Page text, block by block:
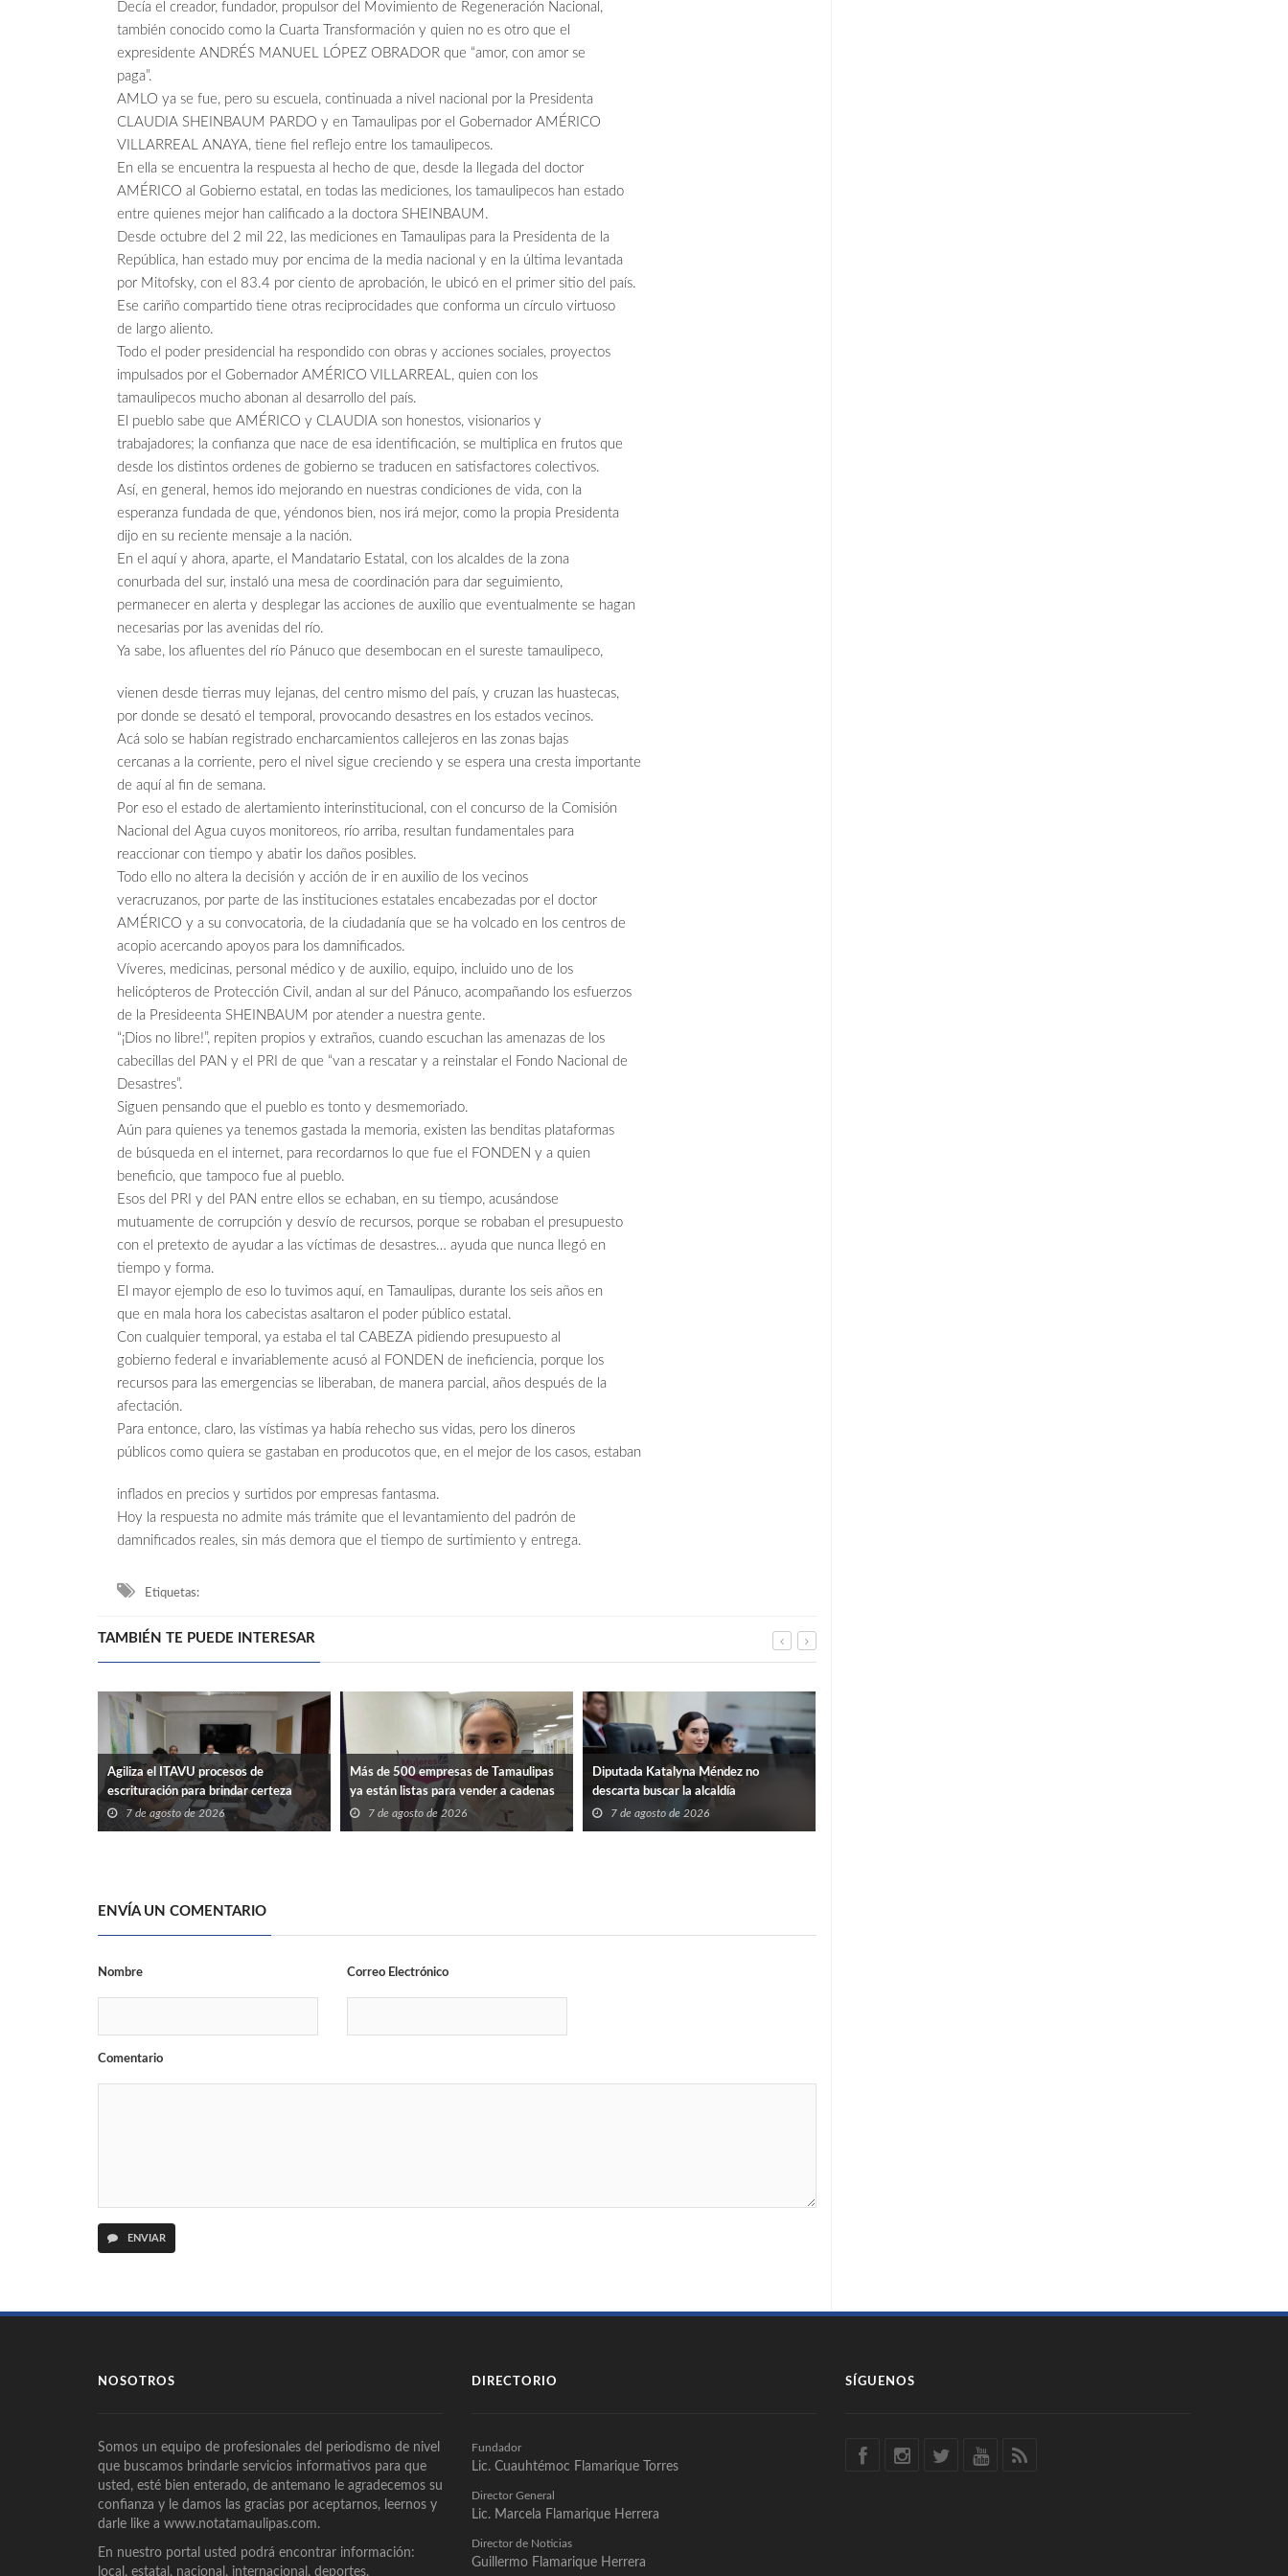
Decía el creador, fundador, propulsor del Movimiento de Regeneración Nacional,
también conocido como la Cuarta Transformación y quien no es otro que el
expresidente ANDRÉS MANUEL LÓPEZ OBRADOR que “amor, con amor se
paga”.
AMLO ya se fue, pero su escuela, continuada a nivel nacional por la Presidenta
CLAUDIA SHEINBAUM PARDO y en Tamaulipas por el Gobernador AMÉRICO
VILLARREAL ANAYA, tiene fiel reflejo entre los tamaulipecos.
En ella se encuentra la respuesta al hecho de que, desde la llegada del doctor
AMÉRICO al Gobierno estatal, en todas las mediciones, los tamaulipecos han estado
entre quienes mejor han calificado a la doctora SHEINBAUM.
Desde octubre del 2 mil 22, las mediciones en Tamaulipas para la Presidenta de la
República, han estado muy por encima de la media nacional y en la última levantada
por Mitofsky, con el 83.4 por ciento de aprobación, le ubicó en el primer sitio del país.
Ese cariño compartido tiene otras reciprocidades que conforma un círculo virtuoso
de largo aliento.
Todo el poder presidencial ha respondido con obras y acciones sociales, proyectos
impulsados por el Gobernador AMÉRICO VILLARREAL, quien con los
tamaulipecos mucho abonan al desarrollo del país.
El pueblo sabe que AMÉRICO y CLAUDIA son honestos, visionarios y
trabajadores; la confianza que nace de esa identificación, se multiplica en frutos que
desde los distintos ordenes de gobierno se traducen en satisfactores colectivos.
Así, en general, hemos ido mejorando en nuestras condiciones de vida, con la
esperanza fundada de que, yéndonos bien, nos irá mejor, como la propia Presidenta
dijo en su reciente mensaje a la nación.
En el aquí y ahora, aparte, el Mandatario Estatal, con los alcaldes de la zona
conurbada del sur, instaló una mesa de coordinación para dar seguimiento,
permanecer en alerta y desplegar las acciones de auxilio que eventualmente se hagan
necesarias por las avenidas del río.
Ya sabe, los afluentes del río Pánuco que desembocan en el sureste tamaulipeco,
vienen desde tierras muy lejanas, del centro mismo del país, y cruzan las huastecas,
por donde se desató el temporal, provocando desastres en los estados vecinos.
Acá solo se habían registrado encharcamientos callejeros en las zonas bajas
cercanas a la corriente, pero el nivel sigue creciendo y se espera una cresta importante
de aquí al fin de semana.
Por eso el estado de alertamiento interinstitucional, con el concurso de la Comisión
Nacional del Agua cuyos monitoreos, río arriba, resultan fundamentales para
reaccionar con tiempo y abatir los daños posibles.
Todo ello no altera la decisión y acción de ir en auxilio de los vecinos
veracruzanos, por parte de las instituciones estatales encabezadas por el doctor
AMÉRICO y a su convocatoria, de la ciudadanía que se ha volcado en los centros de
acopio acercando apoyos para los damnificados.
Víveres, medicinas, personal médico y de auxilio, equipo, incluido uno de los
helicópteros de Protección Civil, andan al sur del Pánuco, acompañando los esfuerzos
de la Presideenta SHEINBAUM por atender a nuestra gente.
“¡Dios no libre!”, repiten propios y extraños, cuando escuchan las amenazas de los
cabecillas del PAN y el PRI de que “van a rescatar y a reinstalar el Fondo Nacional de
Desastres”.
Siguen pensando que el pueblo es tonto y desmemoriado.
Aún para quienes ya tenemos gastada la memoria, existen las benditas plataformas
de búsqueda en el internet, para recordarnos lo que fue el FONDEN y a quien
beneficio, que tampoco fue al pueblo.
Esos del PRI y del PAN entre ellos se echaban, en su tiempo, acusándose
mutuamente de corrupción y desvío de recursos, porque se robaban el presupuesto
con el pretexto de ayudar a las víctimas de desastres… ayuda que nunca llegó en
tiempo y forma.
El mayor ejemplo de eso lo tuvimos aquí, en Tamaulipas, durante los seis años en
que en mala hora los cabecistas asaltaron el poder público estatal.
Con cualquier temporal, ya estaba el tal CABEZA pidiendo presupuesto al
gobierno federal e invariablemente acusó al FONDEN de ineficiencia, porque los
recursos para las emergencias se liberaban, de manera parcial, años después de la
afectación.
Para entonce, claro, las vístimas ya había rehecho sus vidas, pero los dineros
públicos como quiera se gastaban en producotos que, en el mejor de los casos, estaban
inflados en precios y surtidos por empresas fantasma.
Hoy la respuesta no admite más trámite que el levantamiento del padrón de
damnificados reales, sin más demora que el tiempo de surtimiento y entrega.
Etiquetas:
TAMBIÉN TE PUEDE INTERESAR
Agiliza el ITAVU procesos de
escrituración para brindar certeza
patrimonial a más familias de
Tamaulipas
7 de agosto de 2026
Más de 500 empresas de Tamaulipas
ya están listas para vender a cadenas
comerciales
7 de agosto de 2026
Diputada Katalyna Méndez no
descarta buscar la alcaldía
7 de agosto de 2026
ENVÍA UN COMENTARIO
Nombre Correo Electrónico
Comentario
ENVIAR
NOSOTROS
Somos un equipo de profesionales del periodismo de nivel
que buscamos brindarle servicios informativos para que
usted, esté bien enterado, de antemano le agradecemos su
confianza y le damos las gracias por aceptarnos, leernos y
darle like a www.notatamaulipas.com.
En nuestro portal usted podrá encontrar información:
local, estatal, nacional, internacional, deportes,
DIRECTORIO
Fundador
Lic. Cuauhtémoc Flamarique Torres
Director General
Lic. Marcela Flamarique Herrera
Director de Noticias
Guillermo Flamarique Herrera
SÍGUENOS